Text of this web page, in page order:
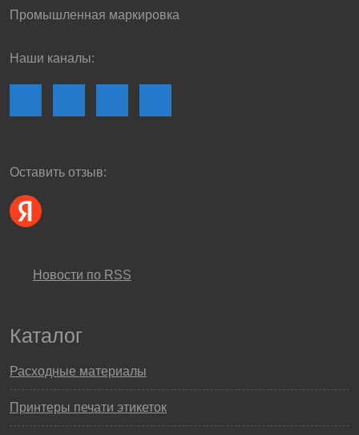
Промышленная маркировка
Наши каналы:
Оставить отзыв:
Новости по RSS
Каталог
Расходные материалы
Принтеры печати этикеток